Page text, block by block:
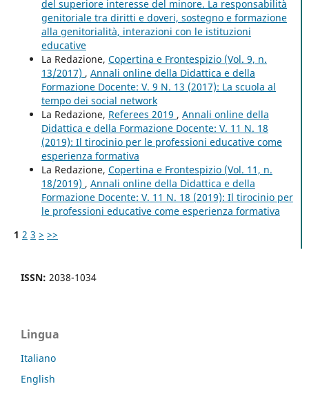
del superiore interesse del minore. La responsabilità
genitoriale tra diritti e doveri, sostegno e formazione
alla genitorialità, interazioni con le istituzioni
educative
La Redazione, Copertina e Frontespizio (Vol. 9, n.
13/2017) , Annali online della Didattica e della
Formazione Docente: V. 9 N. 13 (2017): La scuola al
tempo dei social network
La Redazione, Referees 2019 , Annali online della
Didattica e della Formazione Docente: V. 11 N. 18
(2019): Il tirocinio per le professioni educative come
esperienza formativa
La Redazione, Copertina e Frontespizio (Vol. 11, n.
18/2019) , Annali online della Didattica e della
Formazione Docente: V. 11 N. 18 (2019): Il tirocinio per
le professioni educative come esperienza formativa
1 2 3 > >>
ISSN: 2038-1034
Lingua
Italiano
English